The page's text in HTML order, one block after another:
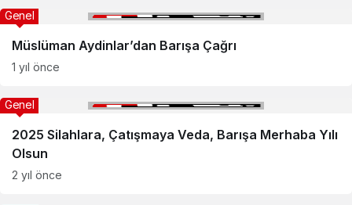
Müslüman Aydinlar’dan Barışa Çağrı
Genel
1 yıl önce
2025 Silahlara, Çatışmaya Veda, Barışa Merhaba Yılı
Olsun
Genel
2 yıl önce